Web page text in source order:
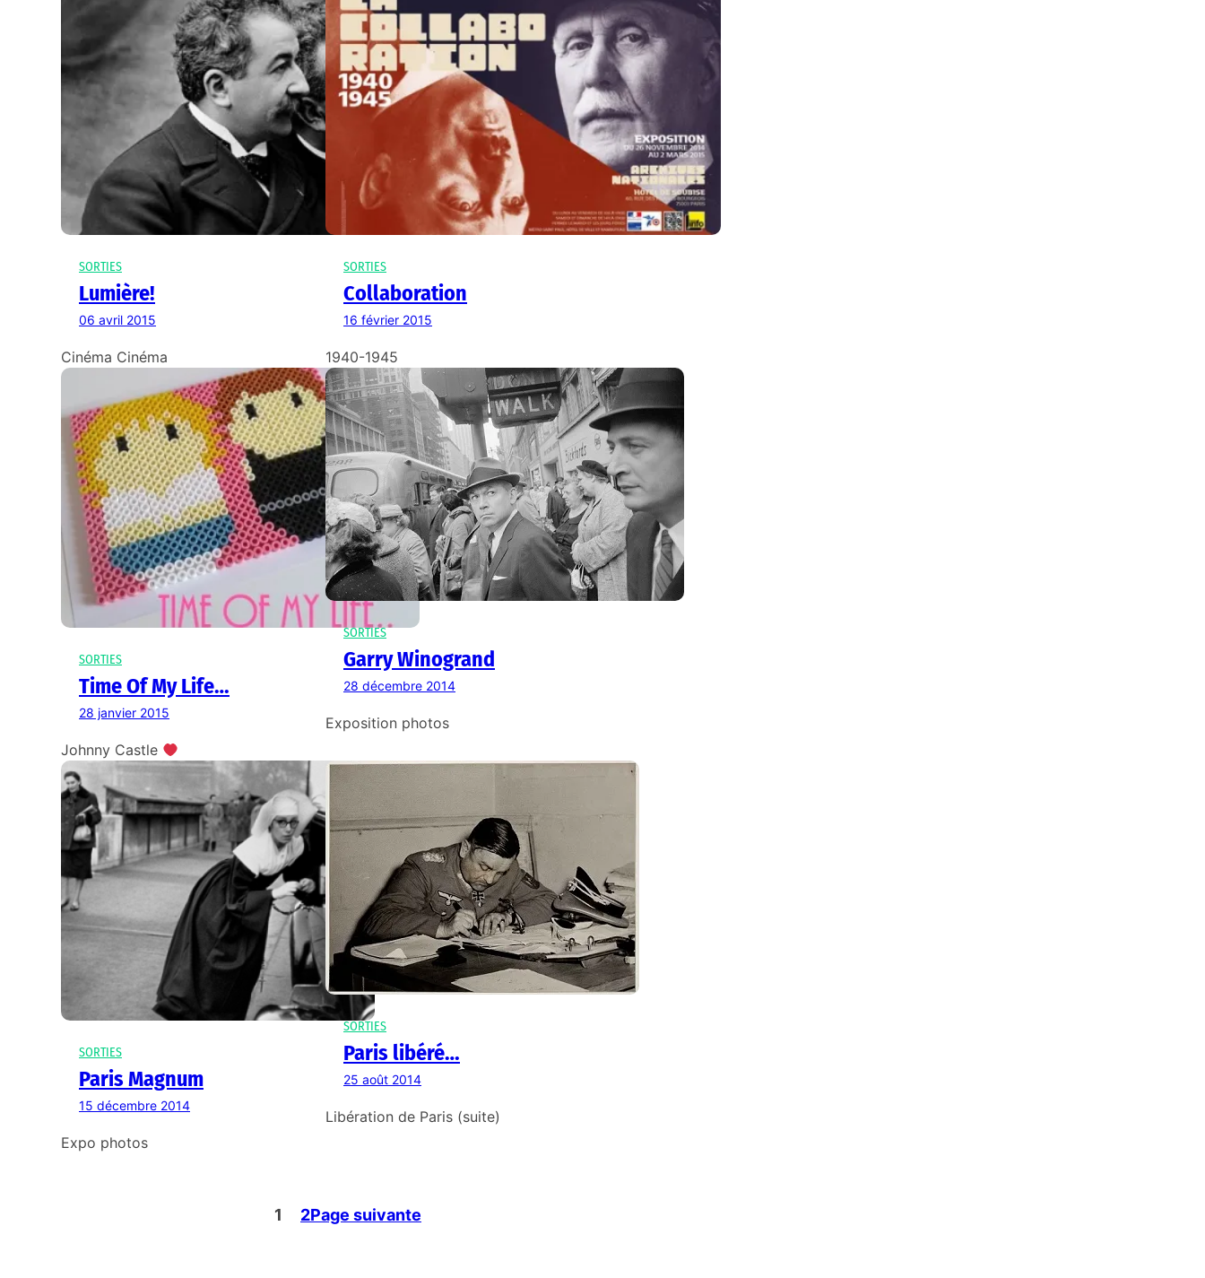
SORTIES
Lumière!
06 avril 2015
Cinéma Cinéma
SORTIES
Collaboration
16 février 2015
1940-1945
SORTIES
Time Of My Life…
28 janvier 2015
Johnny Castle
SORTIES
Garry Winogrand
28 décembre 2014
Exposition photos
SORTIES
Paris Magnum
15 décembre 2014
Expo photos
SORTIES
Paris libéré…
25 août 2014
Libération de Paris (suite)
1 2Page suivante